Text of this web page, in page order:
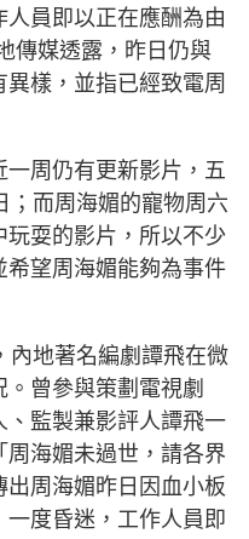
員即以正在應酬為由
傳媒透露，昨日仍與
樣，並指已經致電周
周仍有更新影片，五
；而周海媚的寵物周六
耍的影片，所以不少
望周海媚能夠為事件
內地著名編劇譚飛在微
曾參與策劃電視劇
、監製兼影評人譚飛一
海媚未過世，請各界
周海媚昨日因血小板
一度昏迷，工作人員即